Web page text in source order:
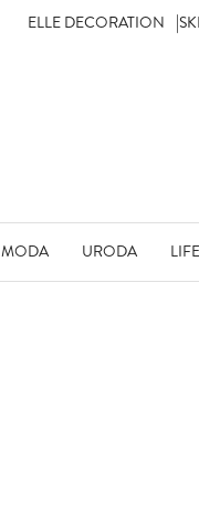
ELLE DECORATION
MODA URODA